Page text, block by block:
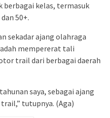
berbagai kelas, termasuk
50+.
sekadar ajang olahraga
mempererat tali
trail dari berbagai daerah
saya, sebagai ajang
tutupnya. (Aga)